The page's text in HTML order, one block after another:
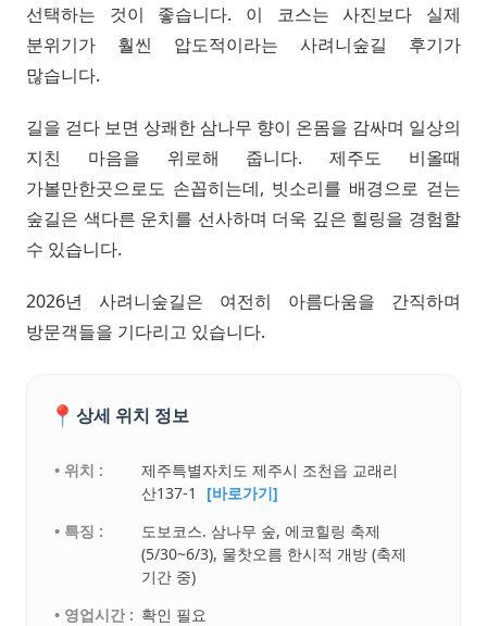
선택하는 것이 좋습니다. 이 코스는 사진보다 실제
분위기가 훨씬 압도적이라는 사려니숲길 후기가
많습니다.
길을 걷다 보면 상쾌한 삼나무 향이 온몸을 감싸며 일상의
지친 마음을 위로해 줍니다. 제주도 비올때
가볼만한곳으로도 손꼽히는데, 빗소리를 배경으로 걷는
숲길은 색다른 운치를 선사하며 더욱 깊은 힐링을 경험할
수 있습니다.
2026년 사려니숲길은 여전히 아름다움을 간직하며
방문객들을 기다리고 있습니다.
📍 상세 위치 정보
• 위치 :
제주특별자치도 제주시 조천읍 교래리
산137-1
[바로가기]
• 특징 :
도보코스. 삼나무 숲, 에코힐링 축제
(5/30~6/3), 물찻오름 한시적 개방 (축제
기간 중)
• 영업시간 : 확인 필요